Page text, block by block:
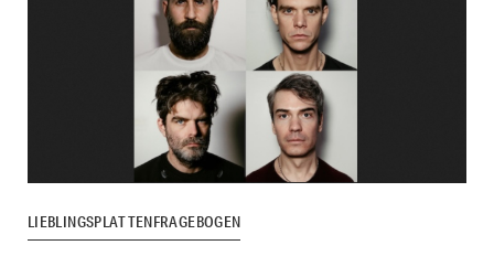
LIEBLINGSPLATTENFRAGEBOGEN